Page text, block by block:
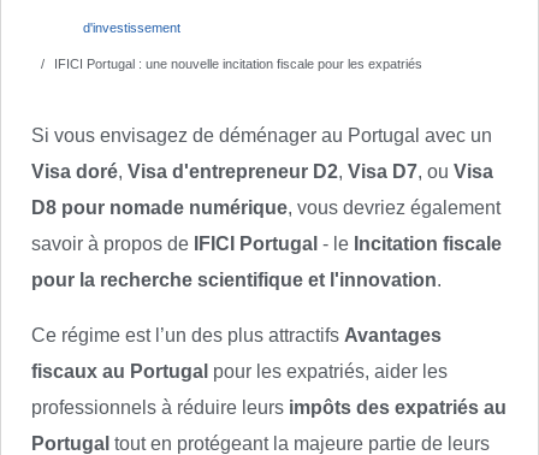
d'investissement
IFICI Portugal : une nouvelle incitation fiscale pour les expatriés
Si vous envisagez de déménager au Portugal avec un
Visa doré, Visa d'entrepreneur D2, Visa D7, ou Visa
D8 pour nomade numérique, vous devriez également
savoir à propos de
IFICI Portugal - le Incitation fiscale
pour la recherche scientifique et l'innovation.
Ce régime est l’un des plus attractifs Avantages
fiscaux au Portugal pour les expatriés, aider les
professionnels à réduire leurs impôts des expatriés au
Portugal tout en protégeant la majeure partie de leurs